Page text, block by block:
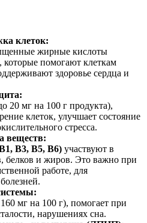
клеток:
жирные кислоты
помогают клеткам
здоровье сердца и
20 мг на 100 г продукта),
клеток, улучшает состояние
стресса.
веществ:
B3, B5, B6) участвуют в
белков и жиров. Это важно при
работе, для
мг на 100 г), помогает при
нарушениях сна.